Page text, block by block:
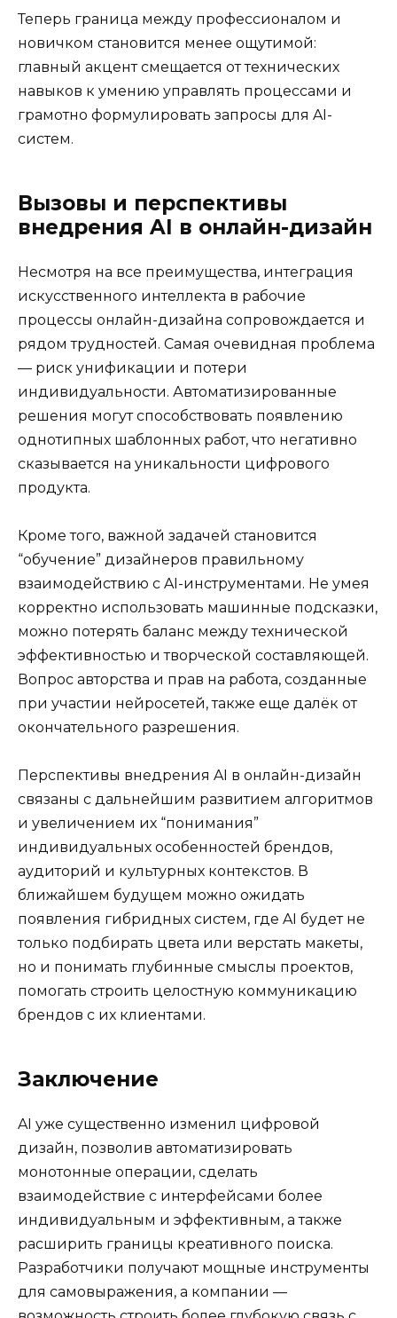
Теперь граница между профессионалом и
новичком становится менее ощутимой:
главный акцент смещается от технических
навыков к умению управлять процессами и
грамотно формулировать запросы для AI-
систем.
Вызовы и перспективы
внедрения AI в онлайн-дизайн
Несмотря на все преимущества, интеграция
искусственного интеллекта в рабочие
процессы онлайн-дизайна сопровождается и
рядом трудностей. Самая очевидная проблема
— риск унификации и потери
индивидуальности. Автоматизированные
решения могут способствовать появлению
однотипных шаблонных работ, что негативно
сказывается на уникальности цифрового
продукта.
Кроме того, важной задачей становится
“обучение” дизайнеров правильному
взаимодействию с AI-инструментами. Не умея
корректно использовать машинные подсказки,
можно потерять баланс между технической
эффективностью и творческой составляющей.
Вопрос авторства и прав на работа, созданные
при участии нейросетей, также еще далёк от
окончательного разрешения.
Перспективы внедрения AI в онлайн-дизайн
связаны с дальнейшим развитием алгоритмов
и увеличением их “понимания”
индивидуальных особенностей брендов,
аудиторий и культурных контекстов. В
ближайшем будущем можно ожидать
появления гибридных систем, где AI будет не
только подбирать цвета или верстать макеты,
но и понимать глубинные смыслы проектов,
помогать строить целостную коммуникацию
брендов с их клиентами.
Заключение
AI уже существенно изменил цифровой
дизайн, позволив автоматизировать
монотонные операции, сделать
взаимодействие с интерфейсами более
индивидуальным и эффективным, а также
расширить границы креативного поиска.
Разработчики получают мощные инструменты
для самовыражения, а компании —